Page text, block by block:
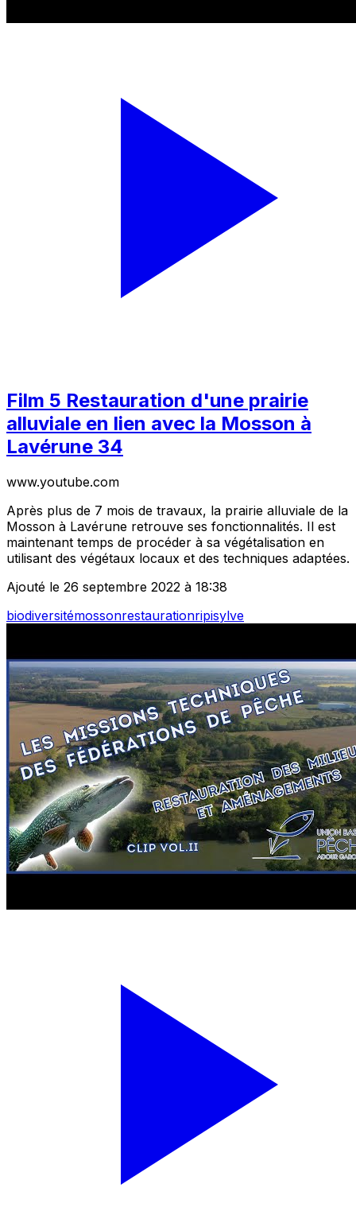
Film 5 Restauration d'une prairie
alluviale en lien avec la Mosson à
Lavérune 34
www.youtube.com
Après plus de 7 mois de travaux, la prairie alluviale de la
Mosson à Lavérune retrouve ses fonctionnalités. Il est
maintenant temps de procéder à sa végétalisation en
utilisant des végétaux locaux et des techniques adaptées.
Ajouté le 26 septembre 2022 à 18:38
biodiversitémossonrestaurationripisylve